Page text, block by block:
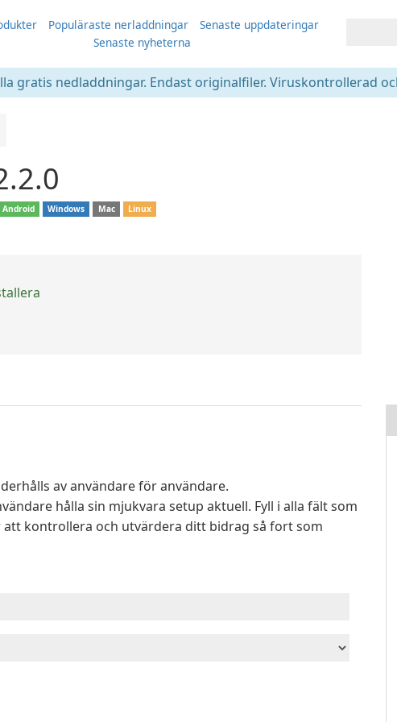
Populäraste nerladdningar
Senaste uppdateringar
Senaste nyheterna
gratis nedladdningar. Endast originalfiler. Viruskontrollerad
Android Windows Mac Linux
av användare för användare.
hålla sin mjukvara setup aktuell. Fyll i alla fält som
kontrollera och utvärdera ditt bidrag så fort som